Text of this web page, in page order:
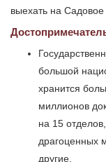
выехать на Садовое
большой
хранится
миллионов
на 15
драгоценных
другие.